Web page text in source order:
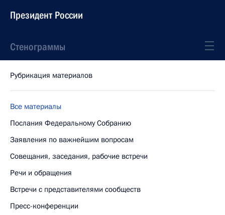
Президент России
Стенограммы
Рубрикация материалов
Все материалы
Послания Федеральному Собранию
Заявления по важнейшим вопросам
Совещания, заседания, рабочие встречи
Речи и обращения
Встречи с представителями сообществ
Пресс-конференции